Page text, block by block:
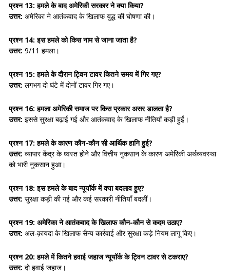
प्रश्न 13: हमले के बाद अमेरिकी सरकार ने क्या किया?
उत्तर: अमेरिका ने आतंकवाद के खिलाफ युद्ध की घोषणा की।
प्रश्न 14: इस हमले को किस नाम से जाना जाता है?
उत्तर: 9/11 हमला।
प्रश्न 15: हमले के दौरान ट्विन टावर कितने समय में गिर गए?
उत्तर: लगभग दो घंटे में दोनों टावर गिर गए।
प्रश्न 16: हमला अमेरिकी समाज पर किस प्रकार असर डालता है?
उत्तर: इससे सुरक्षा बढ़ाई गई और आतंकवाद के खिलाफ नीतियाँ कड़ी हुईं।
प्रश्न 17: हमले के कारण कौन-कौन सी आर्थिक हानि हुई?
उत्तर: व्यापार केंद्र के ध्वस्त होने और वित्तीय नुकसान के कारण अमेरिकी अर्थव्यवस्था
को भारी नुकसान हुआ।
प्रश्न 18: इस हमले के बाद न्यूयॉर्क में क्या बदलाव हुए?
उत्तर: सुरक्षा कड़ी की गई और कई सरकारी नीतियाँ बदलीं।
प्रश्न 19: अमेरिका ने आतंकवाद के खिलाफ कौन-कौन से कदम उठाए?
उत्तर: अल-क़ायदा के खिलाफ सैन्य कार्रवाई और सुरक्षा कड़े नियम लागू किए।
प्रश्न 20: हमले में कितने हवाई जहाज न्यूयॉर्क के ट्विन टावर से टकराए?
उत्तर: दो हवाई जहाज।